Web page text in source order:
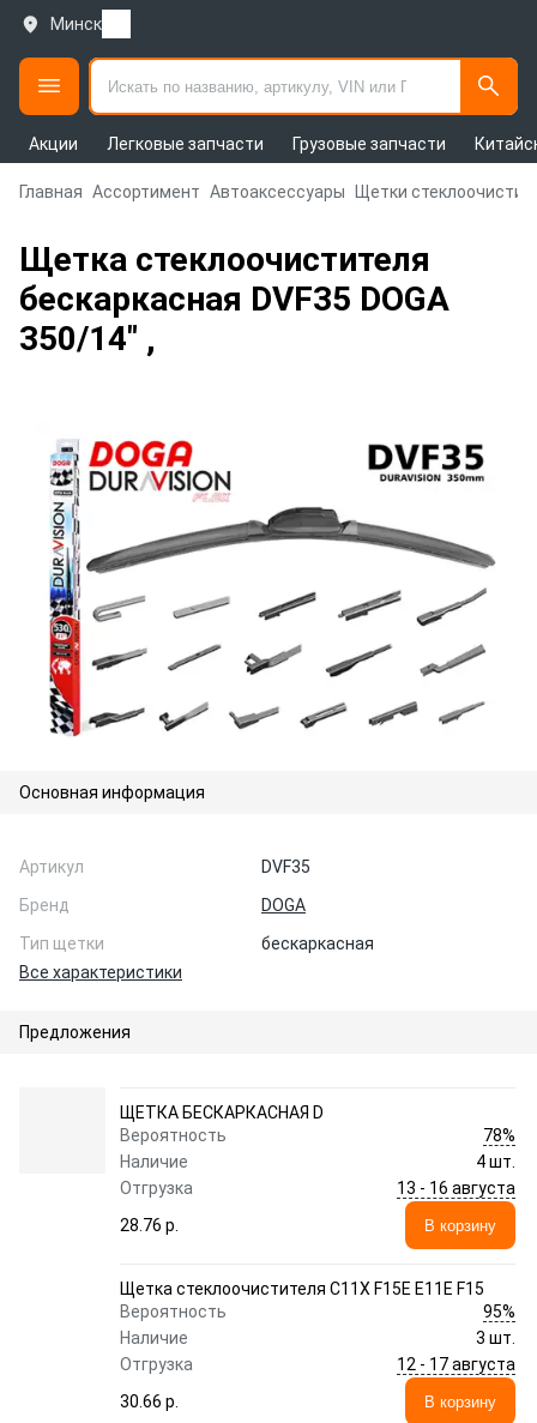
Минск
Акции Легковые запчасти Грузовые запчасти
Главная Ассортимент Автоаксессуары Щетки
Щетка стеклоочистителя
бескаркасная DVF35 DOGA
350/14" ,
Основная информация
Артикул
DVF35
Бренд
DOGA
Тип щетки
бескаркасная
Все характеристики
Предложения
ЩЕТКА БЕСКАРКАСНАЯ D
Вероятность
78%
Наличие
4 шт.
Отгрузка
13 - 16 августа
28.76 p.
В корзину
Щетка стеклоочистителя C11X F15E E11E F15
Вероятность
95%
Наличие
3 шт.
Отгрузка
12 - 17 августа
30.66 p.
В корзину